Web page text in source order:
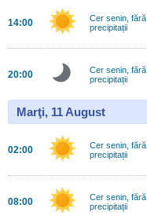
14:00
Cer senin, fără
precipitații
20:00
Cer senin, fără
precipitații
Marţi, 11 August
02:00
Cer senin, fără
precipitații
08:00
Cer senin, fără
precipitații